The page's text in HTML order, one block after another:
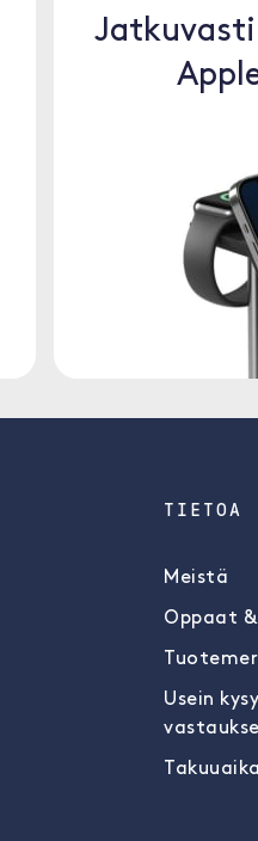
TIETOA
Meistä
Oppaat
Usein
Takuuaika